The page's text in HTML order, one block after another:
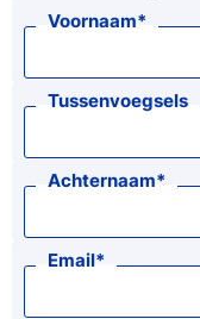
Voornaam
Tussenvoegsels
Achternaam
Email